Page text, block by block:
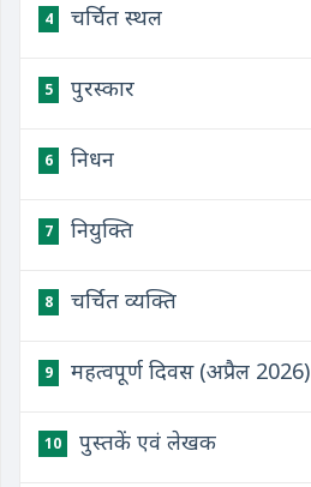
4 चर्चित स्थल
5 पुरस्कार
6 निधन
7 नियुक्ति
8 चर्चित व्यक्ति
9 महत्वपूर्ण दिवस (अप्रैल 2026)
10 पुस्तकें एवं लेखक